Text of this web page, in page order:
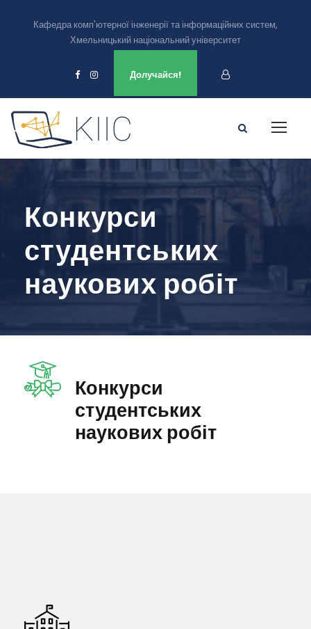
Кафедра комп'ютерної інженерії та інформаційних систем,
Хмельницький національний університет
Долучайся!
Конкурси
студентських
наукових робіт
Конкурси
студентських
наукових робіт